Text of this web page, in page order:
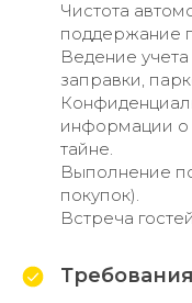
Чистота
поддержание
Ведение
заправки,
информации о
тайне.
Выполнение
покупок).
Встреча